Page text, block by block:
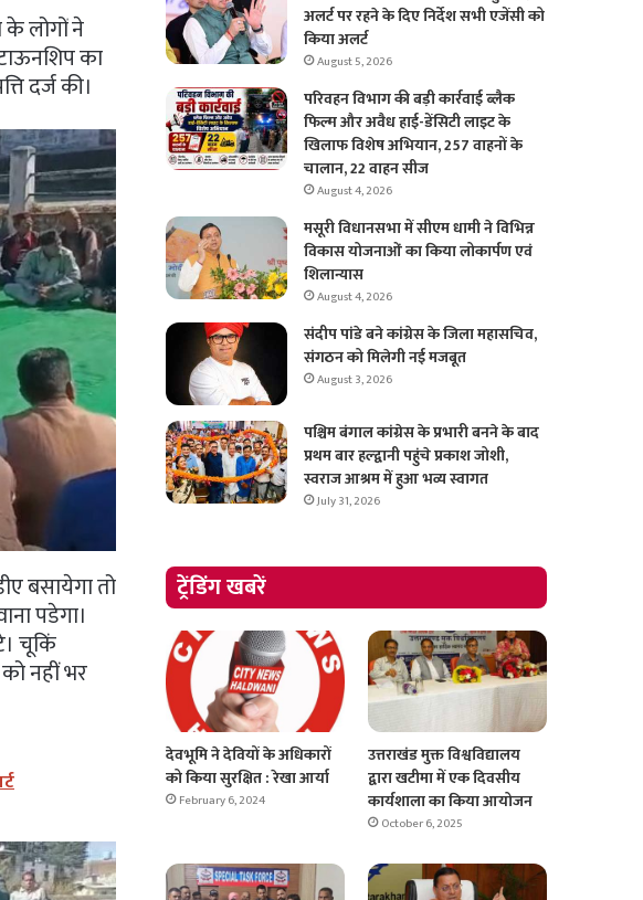
लोगों ने
का
दर्ज की।
बसायेगा तो
पडेगा।
चूकिं
नहीं भर
अलर्ट पर रहने के दिए निर्देश सभी एजेंसी को
किया अलर्ट
August 5, 2026
परिवहन विभाग की बड़ी कार्रवाई ब्लैक
फिल्म और अवैध हाई-डेंसिटी लाइट के
खिलाफ विशेष अभियान, 257 वाहनों के
चालान, 22 वाहन सीज
August 4, 2026
मसूरी विधानसभा में सीएम धामी ने विभिन्न
विकास योजनाओं का किया लोकार्पण एवं
शिलान्यास
August 4, 2026
संदीप पांडे बने कांग्रेस के जिला महासचिव,
संगठन को मिलेगी नई मजबूत
August 3, 2026
पश्चिम बंगाल कांग्रेस के प्रभारी बनने के बाद
प्रथम बार हल्द्वानी पहुंचे प्रकाश जोशी,
स्वराज आश्रम में हुआ भव्य स्वागत
July 31, 2026
ट्रेंडिंग खबरें
देवभूमि ने देवियों के अधिकारों
को किया सुरक्षित : रेखा आर्या
February 6, 2024
उत्तराखंड मुक्त विश्वविद्यालय
द्वारा खटीमा में एक दिवसीय
कार्यशाला का किया आयोजन
October 6, 2025